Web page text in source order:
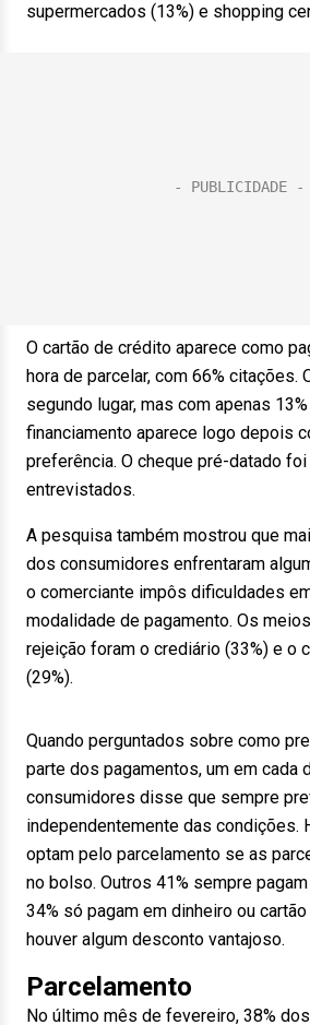
supermercados (13%) e shopping
O cartão de crédito aparece como
hora de parcelar, com 66% citações.
segundo lugar, mas com apenas
financiamento aparece logo depois
preferência. O cheque pré-datado
entrevistados.
A pesquisa também mostrou que
dos consumidores enfrentaram
o comerciante impôs dificuldades
modalidade de pagamento. Os
rejeição foram o crediário (33%) e o
(29%).
Quando perguntados sobre como
parte dos pagamentos, um em cada
consumidores disse que sempre
independentemente das condições.
optam pelo parcelamento se as
no bolso. Outros 41% sempre
34% só pagam em dinheiro ou
houver algum desconto vantajoso.
Parcelamento
No último mês de fevereiro, 38%